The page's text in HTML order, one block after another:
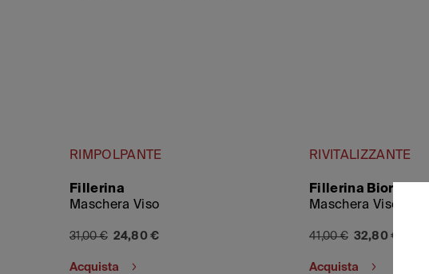
RIMPOLPANTE
Fillerina
Maschera Viso
31,00 € 24,80 €
Acquista
RIVITALIZZANTE
Fillerina
Maschera Viso
41,00 € 32,80 €
Acquista